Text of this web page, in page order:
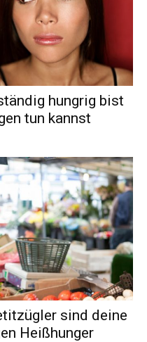
hungrig bist
tun kannst
sind deine
Heißhunger